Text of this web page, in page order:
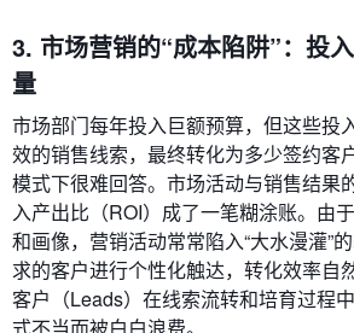
3. 市场营销的“成本陷阱”：投
量
市场部门每年投入巨额预算，但这些投
效的销售线索，最终转化为多少签约客
模式下很难回答。市场活动与销售结果
入产出比（ROI）成了一笔糊涂账。由
和画像，营销活动常常陷入“大水漫灌”
求的客户进行个性化触达，转化效率自
客户（Leads）在线索流转和培育过程